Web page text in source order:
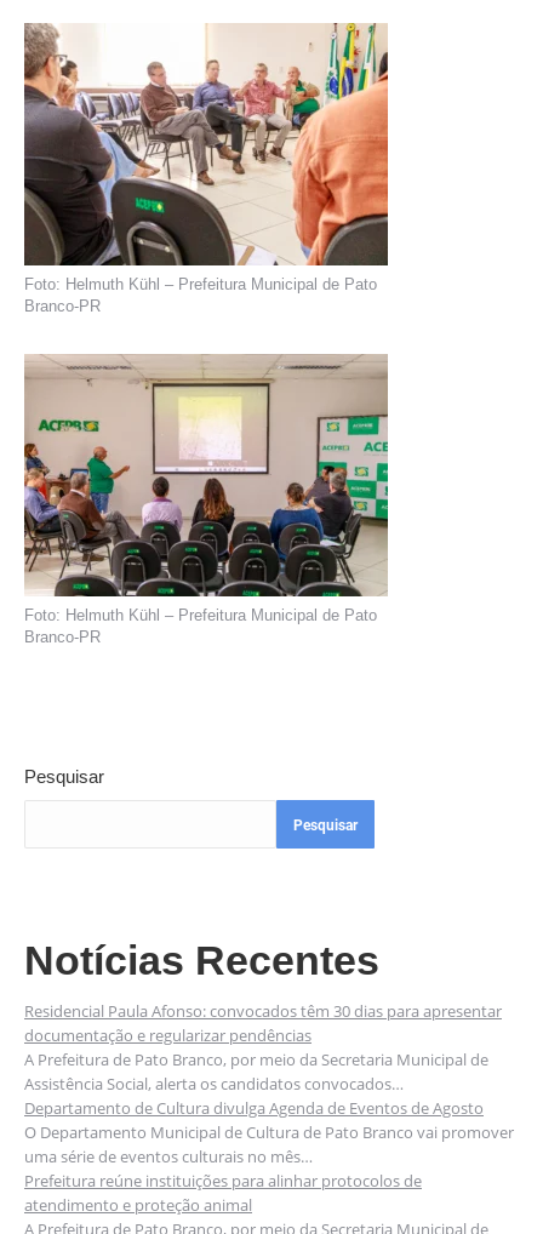
Foto: Helmuth Kühl – Prefeitura Municipal de Pato
Branco-PR
Foto: Helmuth Kühl – Prefeitura Municipal de Pato
Branco-PR
Pesquisar
Pesquisar
Notícias Recentes
Residencial Paula Afonso: convocados têm 30 dias para apresentar
documentação e regularizar pendências
A Prefeitura de Pato Branco, por meio da Secretaria Municipal de
Assistência Social, alerta os candidatos convocados…
Departamento de Cultura divulga Agenda de Eventos de Agosto
O Departamento Municipal de Cultura de Pato Branco vai promover
uma série de eventos culturais no mês…
Prefeitura reúne instituições para alinhar protocolos de
atendimento e proteção animal
A Prefeitura de Pato Branco, por meio da Secretaria Municipal de